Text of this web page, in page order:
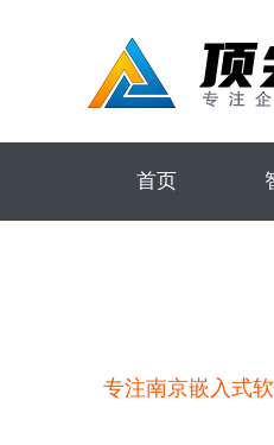
首页
专注南京嵌入式